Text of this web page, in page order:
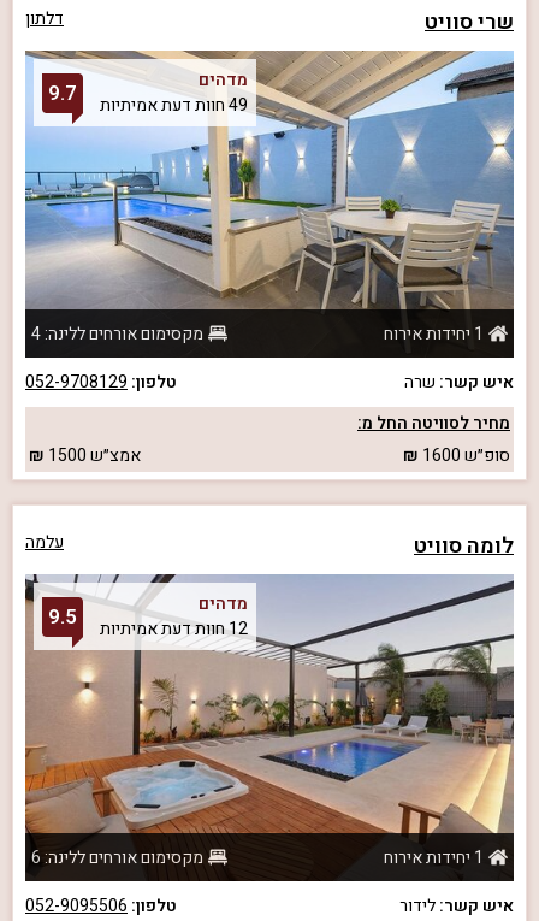
שרי סוויט דלתון
מדהים
49 חוות דעת אמיתיות
9.7
1 יחידות אירוח
מקסימום אורחים ללינה: 4
איש קשר: שרה טלפון: 052-9708129
מחיר לסוויטה החל מ:
סופ״ש1600 אמצ״ש1500
לומה סוויט עלמה
מדהים
12 חוות דעת אמיתיות
9.5
1 יחידות אירוח
מקסימום אורחים ללינה: 6
איש קשר:לידור טלפון: 052-9095506